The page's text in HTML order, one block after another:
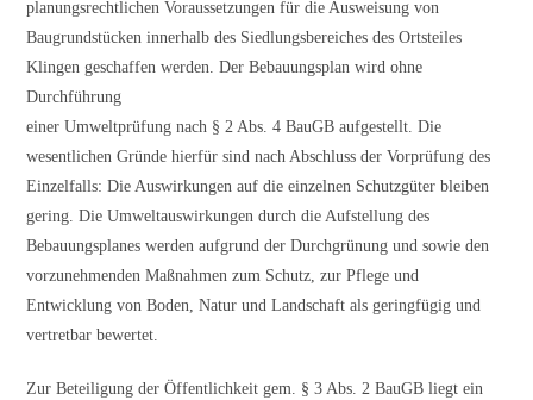
planungsrechtlichen Voraussetzungen für die Ausweisung von
Baugrundstücken innerhalb des Siedlungsbereiches des Ortsteiles
Klingen geschaffen werden. Der Bebauungsplan wird ohne
Durchführung
einer Umweltprüfung nach § 2 Abs. 4 BauGB aufgestellt. Die
wesentlichen Gründe hierfür sind nach Abschluss der Vorprüfung des
Einzelfalls: Die Auswirkungen auf die einzelnen Schutzgüter bleiben
gering. Die Umweltauswirkungen durch die Aufstellung des
Bebauungsplanes werden aufgrund der Durchgrünung und sowie den
vorzunehmenden Maßnahmen zum Schutz, zur Pflege und
Entwicklung von Boden, Natur und Landschaft als geringfügig und
vertretbar bewertet.
Zur Beteiligung der Öffentlichkeit gem. § 3 Abs. 2 BauGB liegt ein